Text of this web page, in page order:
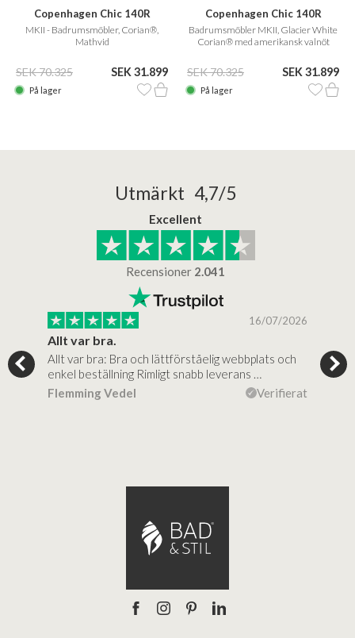
Copenhagen Chic 140R
MKII - Badrumsmöbler, Corian®,
Mathvid
SEK 70.325 SEK 31.899
På lager
Copenhagen Chic 140R
Badrumsmöbler MKII, Glacier White
Corian® med amerikansk valnöt
SEK 70.325 SEK 31.899
På lager
Utmärkt 4,7/5
Excellent
Recensioner 2.041
16/07/2026
Allt var bra.
Allt var bra: Bra och lättförståelig webbplats och
enkel beställning Rimligt snabb leverans …
Flemming Vedel
Verifierat
Jag